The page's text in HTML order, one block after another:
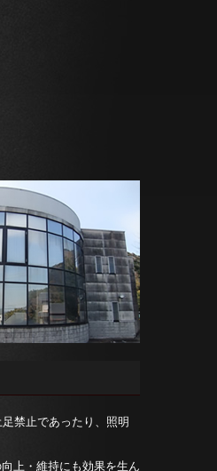
禁止であったり、照明
上・維持にも効果を生ん